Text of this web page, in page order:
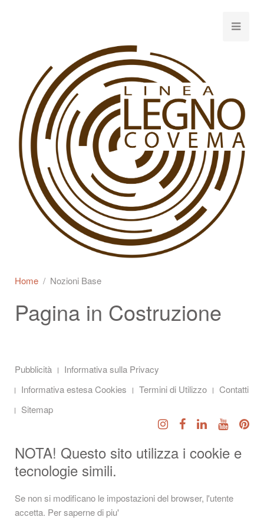
Home Nozioni Base
Pagina in Costruzione
Pubblicità
Informativa sulla Privacy
Informativa estesa Cookies
Termini di Utilizzo
Contatti
Sitemap
NOTA! Questo sito utilizza i cookie e
tecnologie simili.
Se non si modificano le impostazioni del browser, l'utente
accetta. Per saperne di piu'